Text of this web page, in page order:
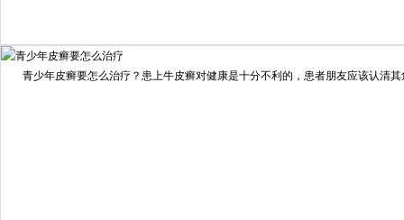
我要咨询我要预约
擅长：住院部主任 【个人简介】 肖建华，成都银康银屑病...
青少年皮癣要怎么治疗？患上牛皮癣对健康是十分不利的，患者朋友应该认清其